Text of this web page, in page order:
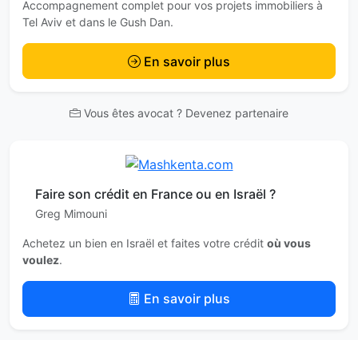
Accompagnement complet pour vos projets immobiliers à
Tel Aviv et dans le Gush Dan.
En savoir plus
Vous êtes avocat ? Devenez partenaire
Faire son crédit en France ou en Israël ?
Greg Mimouni
Achetez un bien en Israël et faites votre crédit où vous
voulez.
En savoir plus